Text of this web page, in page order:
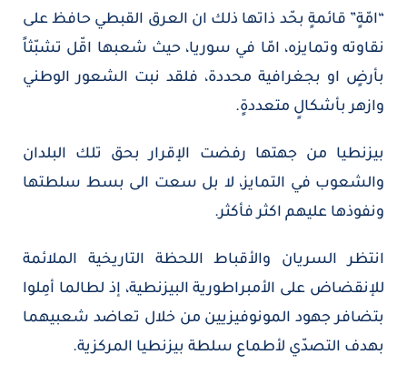
“امّةٍ” قائمةٍ بحّد ذاتها ذلك ان العرق القبطي حافظ على
نقاوته وتمايزه، امّا في سوريا، حيث شعبها اقّل تشبّثاً
بأرضٍ او بجغرافية محددة، فلقد نبت الشعور الوطني
وازهر بأشكالٍ متعددةٍ.
بيزنطيا من جهتها رفضت الإقرار بحق تلك البلدان
والشعوب في التمايز، لا بل سعت الى بسط سلطتها
ونفوذها عليهم اكثر فأكثر.
انتظر السريان والأقباط اللحظة التاريخية الملائمة
للإنقضاض على الأمبراطورية البيزنطية، إذ لطالما أمِلوا
بتضافر جهود المونوفيزيين من خلال تعاضد شعبيهما
بهدف التصدّي لأطماع سلطة بيزنطيا المركزية.